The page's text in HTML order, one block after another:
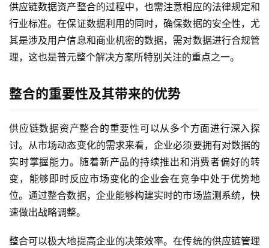
供应链数据资产整合的过程中，也需注意相应的法律规定和
行业标准。在保证数据利用的同时，确保数据的安全性，尤
其是涉及用户信息和商业机密的数据，需对数据进行合规管
理，这也是普元整个解决方案所特别关注的重点之一。
整合的重要性及其带来的优势
供应链数据资产整合的重要性可以从多个方面进行深入探
讨。从市场动态变化的需求来看，企业必须要拥有对数据的
实时掌握能力。随着新产品的持续推出和消费者偏好的转
变，能够即时反应市场变化的企业会在竞争中处于优势地
位。通过整合数据，企业能够构建实时的市场监测系统，快
速做出战略调整。
整合可以极大地提高企业的决策效率。在传统的供应链管理